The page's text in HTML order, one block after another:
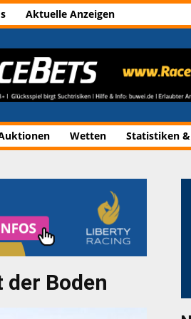
Aktuelle Anzeigen
Wetten Statistiken
Boden